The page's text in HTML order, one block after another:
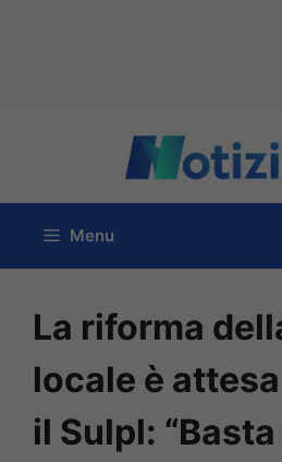
contenuto
Menu
La riforma
locale è
il Sulpl: